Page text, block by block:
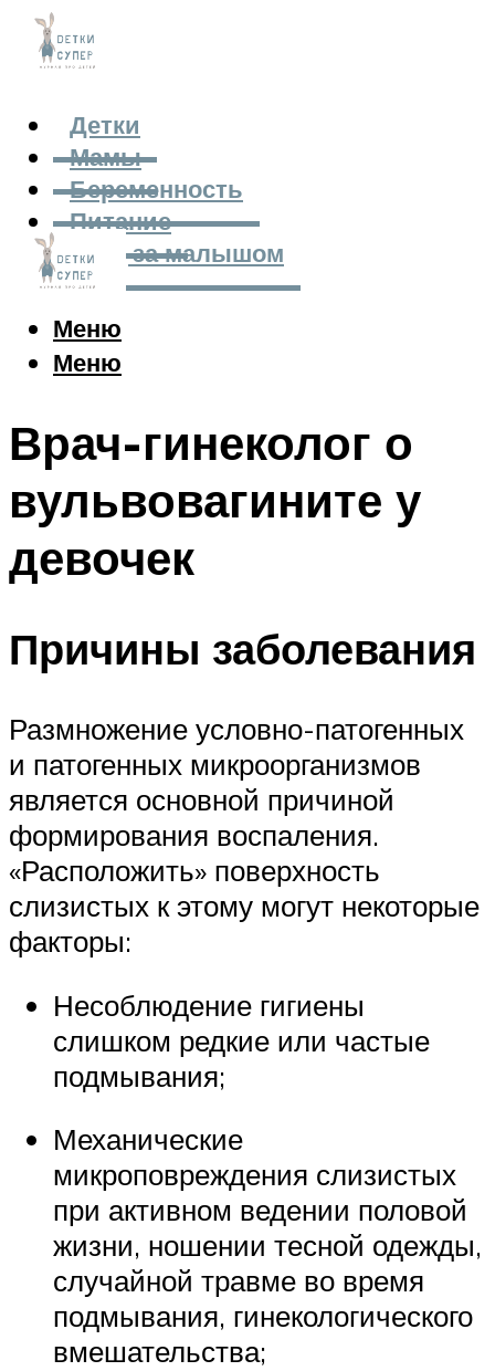
Детки
Мамы
Беременность
Питание
Уход за малышом
Меню
Меню
Врач-гинеколог о
вульвовагините у
девочек
Причины заболевания
Размножение условно-патогенных
и патогенных микроорганизмов
является основной причиной
формирования воспаления.
«Расположить» поверхность
слизистых к этому могут некоторые
факторы:
Несоблюдение гигиены
слишком редкие или частые
подмывания;
Механические
микроповреждения слизистых
при активном ведении половой
жизни, ношении тесной одежды,
случайной травме во время
подмывания, гинекологического
вмешательства;